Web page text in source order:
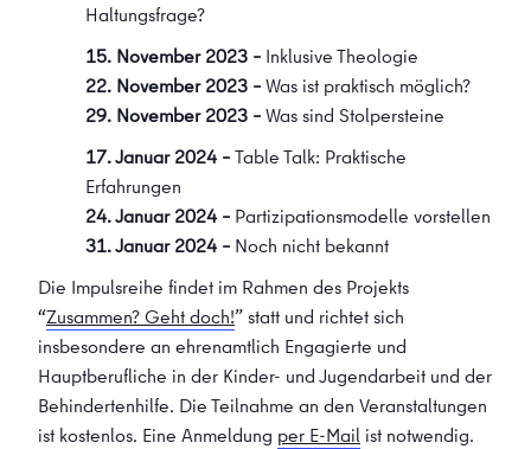
Haltungsfrage?
15. November 2023 – Inklusive Theologie
22. November 2023 –Was ist praktisch möglich?
29. November 2023 –Was sind Stolpersteine
17. Januar 2024 –Table Talk: Praktische
Erfahrungen
24. Januar 2024 – Partizipationsmodelle vorstellen
31. Januar 2024 – Noch nicht bekannt
Die Impulsreihe findet im Rahmen des Projekts
“Zusammen? Geht doch!” statt und richtet sich
insbesondere an ehrenamtlich Engagierte und
Hauptberufliche in der Kinder- und Jugendarbeit und der
Behindertenhilfe. Die Teilnahme an den Veranstaltungen
ist kostenlos. Eine Anmeldung per E-Mail ist notwendig.